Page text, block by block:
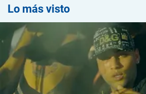
Lo más visto